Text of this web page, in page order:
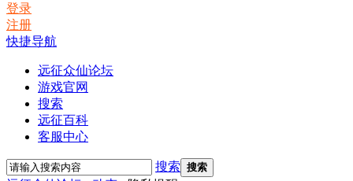
登录
注册
快捷导航
远征众仙论坛
游戏官网
搜索
远征百科
客服中心
搜索 搜索